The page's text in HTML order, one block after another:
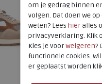
om je gedrag binnen
volgen. Dat doen we
weten? Lees hieralles
privacyverklaring. Klik
Kies je voorweigeren?
functionele cookies.
er geplaatst worden